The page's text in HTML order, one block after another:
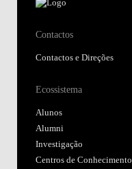
Contactos
Contactos e Direções
Ecossistema
Alunos
Alumni
Investigação
Centros de Conhecimento